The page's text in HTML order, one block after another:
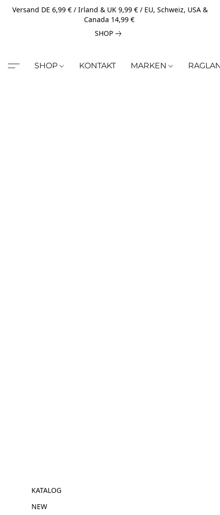
Versand DE 6,99 € / Irland & UK 9,99 € / EU, Schweiz, USA &
Canada 14,99 €
SHOP
SHOP KONTAKT MARKEN
KATALOG
NEW